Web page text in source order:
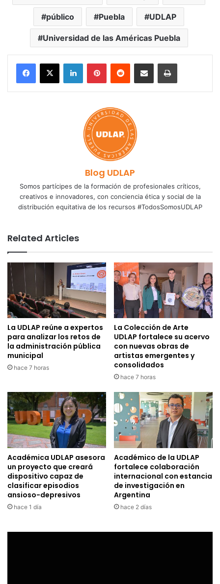
público Puebla UDLAP
Universidad de las Américas Puebla
LinkedInPinterestReddit Share via Email Print
Blog UDLAP
Somos partícipes de la formación de profesionales críticos,
creativos e innovadores, con conciencia ética y social de la
distribución equitativa de los recursos #TodosSomosUDLAP
Related Articles
La UDLAP reúne a expertos
para analizar los retos de
la administración pública
municipal
hace 7 horas
La Colección de Arte
UDLAP fortalece su acervo
con nuevas obras de
artistas emergentes y
consolidados
hace 7 horas
Académica UDLAP asesora
un proyecto que creará
dispositivo capaz de
clasificar episodios
ansioso-depresivos
hace 1 día
Académico de la UDLAP
fortalece colaboración
internacional con estancia
de investigación en
Argentina
hace 2 días